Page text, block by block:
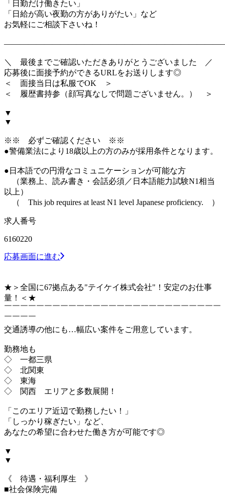
「日勤だけ働きたい」
「日給が高い夜勤の方がありがたい」など
お気軽にご相談下さいね！
＼ 最後までご確認いただきありがとうございました ／
応募後に面接予約ができるURLをお送りします◎
＜ 面接当日は私服でOK ＞
＜ 履歴書持参（顔写真なしで問題ございません。） ＞
▼
▼
※※ 必ずご確認ください ※※
●警備業法により18歳以上の方のみが採用条件となります。
●日本語での円滑なコミュニケーションが可能な方
（業務上、読み書き・会話必須／日本語能力試験N1相当
以上）
（ This job requires at least N1 level Japanese proficiency. ）
求人番号
6160220
応募画面に進む
★＞全国に67拠点ある"テイケイ株式会社"！安定のお仕事
量！＜★
￣￣￣￣￣￣￣￣￣￣￣￣￣￣￣￣￣￣￣￣￣￣￣￣￣￣￣
￣￣￣￣
交通誘導の他にも…幅広い案件をご用意しています。
勤務地も
◇ 一都三県
◇ 北関東
◇ 東海
◇ 関西 エリアと多数展開！
「このエリア近辺で勤務したい！」
「しっかり稼ぎたい」など、
あなたの希望に合わせた働き方が可能です◎
▼
▼
《 待遇・福利厚生 》
■社会保険完備